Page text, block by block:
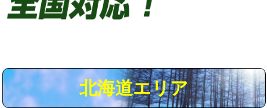
用/3ｍまで)
給水管工事※（ライニング鋼管・銅
管・ポリ管・HT管使用/3ｍまで)
44,000円
給水管工事※（ライニング鋼管・銅
+8,800円
北海道エリア